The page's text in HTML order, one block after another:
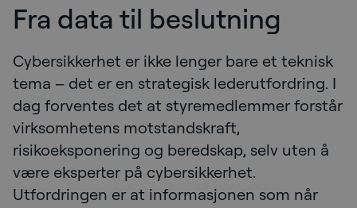
Fra data til beslutning
Cybersikkerhet er ikke lenger bare et teknisk
tema – det er en strategisk lederutfordring. I
dag forventes det at styremedlemmer forstår
virksomhetens motstandskraft,
risikoeksponering og beredskap, selv uten å
være eksperter på cybersikkerhet.
Utfordringen er at informasjonen som når